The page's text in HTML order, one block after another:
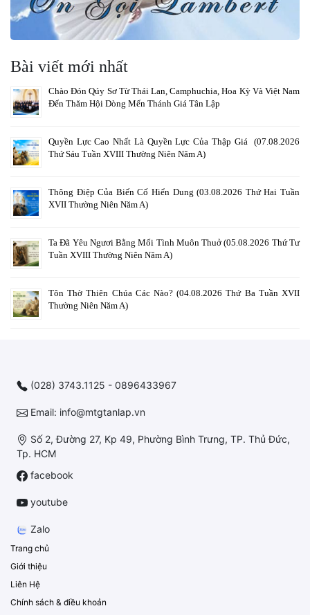
Bài viết mới nhất
Chào Đón Qúy Sơ Từ Thái Lan, Camphuchia, Hoa Kỳ Và Việt Nam
Đến Thăm Hội Dòng Mến Thánh Giá Tân Lập
Quyền Lực Cao Nhất Là Quyền Lực Của Thập Giá (07.08.2026
Thứ Sáu Tuần XVIII Thường Niên Năm A)
Thông Điệp Của Biến Cố Hiển Dung (03.08.2026 Thứ Hai Tuần
XVII Thường Niên Năm A)
Ta Đã Yêu Ngươi Bằng Mối Tình Muôn Thuở (05.08.2026 Thứ Tư
Tuần XVIII Thường Niên Năm A)
Tôn Thờ Thiên Chúa Các Nào? (04.08.2026 Thứ Ba Tuần XVII
Thường Niên Năm A)
(028) 3743.1125 - 0896433967
Email: info@mtgtanlap.vn
Số 2, Đường 27, Kp 49, Phường Bình Trưng, TP. Thủ Đức,
Tp. HCM
facebook
youtube
Zalo
Trang chủ
Giới thiệu
Liên Hệ
Chính sách & điều khoản